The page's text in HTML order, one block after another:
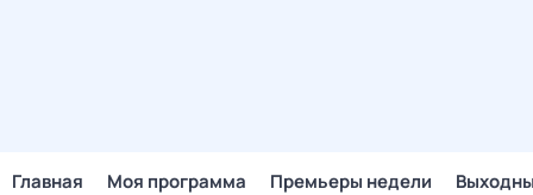
Главная Моя программа Премьеры недели